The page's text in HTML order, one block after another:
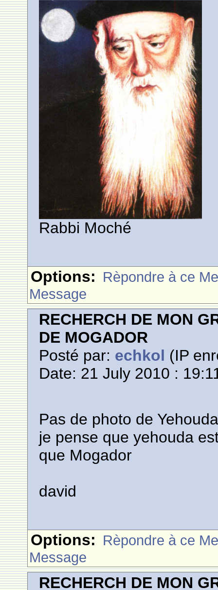
Rabbi Moché
Options: Rèpondre à ce
Message
RECHERCH DE MON
DE MOGADOR
Posté par: echkol (IP
Date: 21 July 2010 :
Pas de photo de
je pense que yehouda
que Mogador
david
Options: Rèpondre à ce
Message
RECHERCH DE MON